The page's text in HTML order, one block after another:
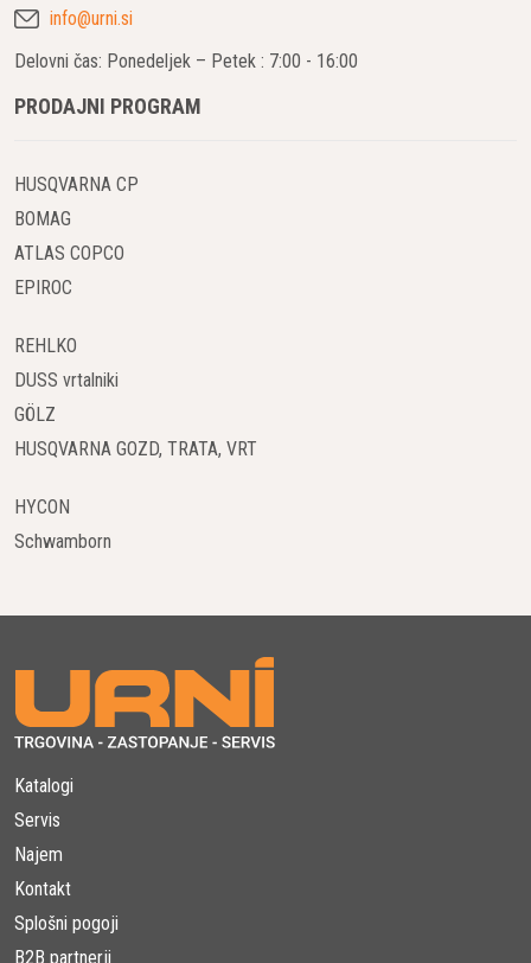
info@urni.si
Delovni čas: Ponedeljek – Petek : 7:00 - 16:00
PRODAJNI PROGRAM
HUSQVARNA CP
BOMAG
ATLAS COPCO
EPIROC
REHLKO
DUSS vrtalniki
GÖLZ
HUSQVARNA GOZD, TRATA, VRT
HYCON
Schwamborn
Katalogi
Servis
Najem
Kontakt
Splošni pogoji
B2B partnerji